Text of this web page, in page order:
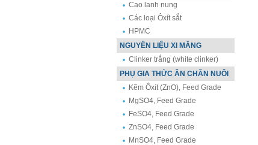
Cao lanh nung
Các loại Ôxít sắt
HPMC
NGUYÊN LIỆU XI MĂNG
Clinker trắng (white clinker)
PHỤ GIA THỨC ĂN CHĂN NUÔI
Kẽm Ôxít (ZnO), Feed Grade
MgSO4, Feed Grade
FeSO4, Feed Grade
ZnSO4, Feed Grade
MnSO4, Feed Grade